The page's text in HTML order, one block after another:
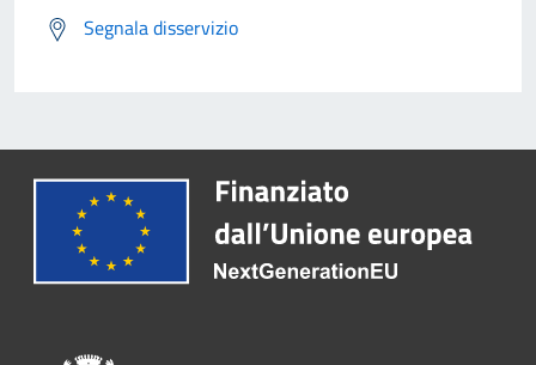
Segnala disservizio